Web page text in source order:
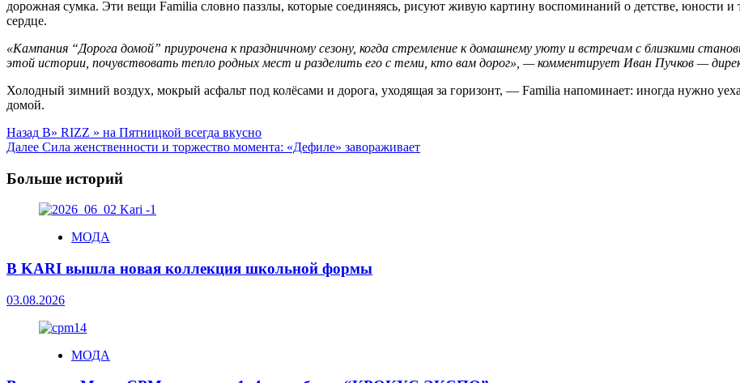
дорожная сумка. Эти вещи Familia словно паззлы, которые соединяясь, рисуют живую картину воспоминаний о детстве, юности и
сердце.
«Кампания “Дорога домой” приурочена к праздничному сезону, когда стремление к домашнему уюту и встречам с близкими
этой истории, почувствовать тепло родных мест и разделить его с теми, кто вам дорог», — комментирует Иван Пучков —
Холодный зимний воздух, мокрый асфальт под колёсами и дорога, уходящая за горизонт, — Familia напоминает: иногда нужно
домой.
Post
Navigation
Назад В» RIZZ » на Пятницкой всегда вкусно
Далее Сила женственности и торжество момента: «Дефиле» завораживает
Больше историй
МОДА
В KARI вышла новая коллекция школьной формы
03.08.2026
МОДА